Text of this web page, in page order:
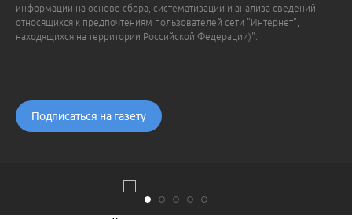
информации на основе сбора, систематизации и анализа сведений,
относящихся к предпочтениям пользователей сети "Интернет",
находящихся на территории Российской Федерации)".
Подписаться на газету